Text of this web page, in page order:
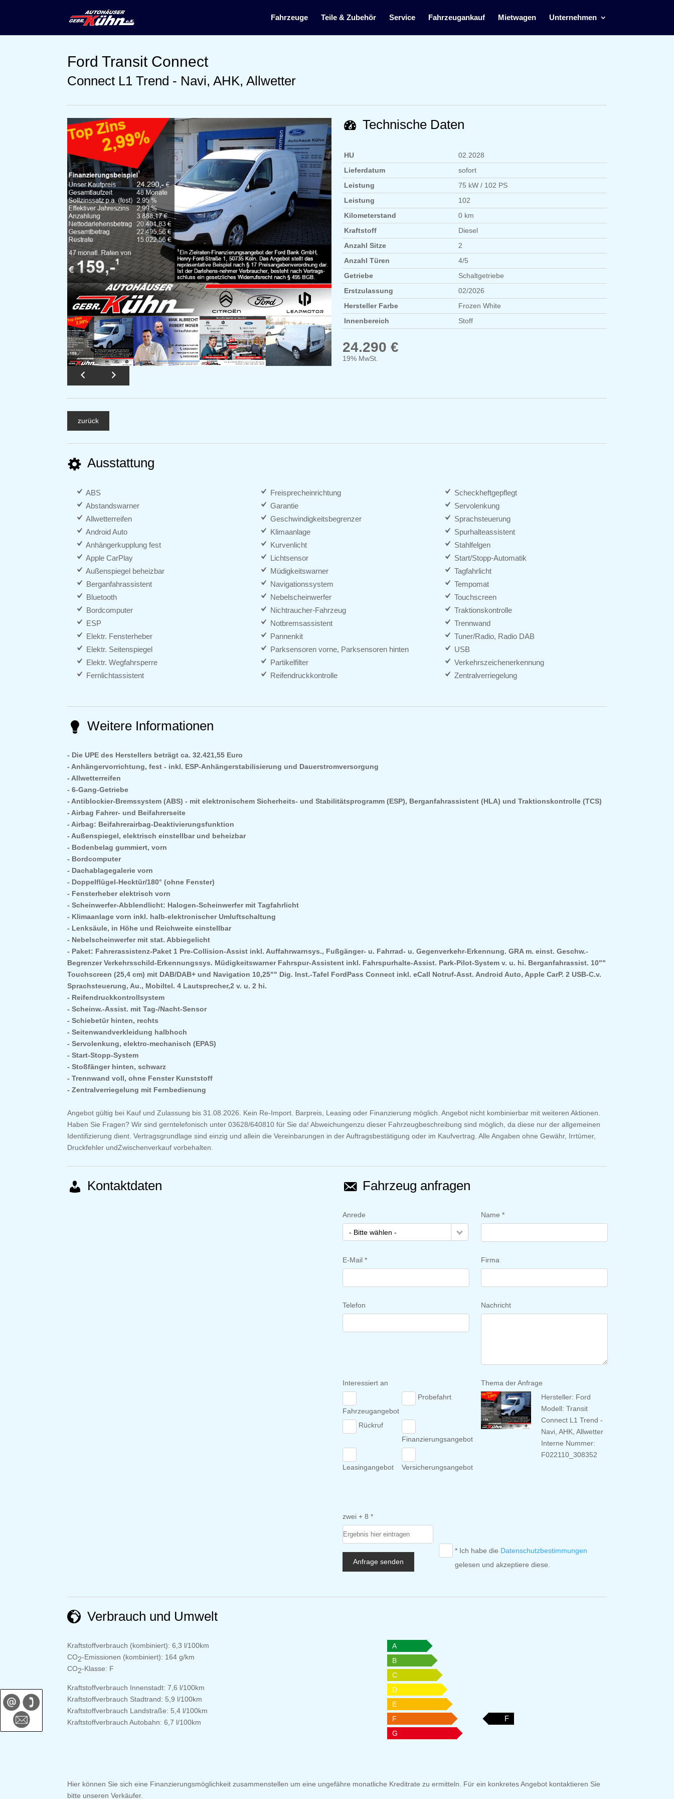
Fahrzeuge Teile & Zubehör Service Fahrzeugankauf Mietwagen Unternehmen
Ford Transit Connect
Connect L1 Trend - Navi, AHK, Allwetter
Technische Daten
HU
02.2028
Lieferdatum
sofort
Leistung
75 kW / 102 PS
Leistung
102
Kilometerstand
0 km
Kraftstoff
Diesel
Anzahl Sitze
2
Anzahl Türen
4/5
Getriebe
Schaltgetriebe
Erstzulassung
02/2026
Hersteller Farbe
Frozen White
Innenbereich
Stoff
24.290 €
19% MwSt.
zurück
Ausstattung
ABS
Abstandswarner
Allwetterreifen
Android Auto
Anhängerkupplung fest
Apple CarPlay
Außenspiegel beheizbar
Berganfahrassistent
Bluetooth
Bordcomputer
ESP
Elektr. Fensterheber
Elektr. Seitenspiegel
Elektr. Wegfahrsperre
Fernlichtassistent
Freisprecheinrichtung
Garantie
Geschwindigkeitsbegrenzer
Klimaanlage
Kurvenlicht
Lichtsensor
Müdigkeitswarner
Navigationssystem
Nebelscheinwerfer
Nichtraucher-Fahrzeug
Notbremsassistent
Pannenkit
Parksensoren vorne, Parksensoren hinten
Partikelfilter
Reifendruckkontrolle
Scheckheftgepflegt
Servolenkung
Sprachsteuerung
Spurhalteassistent
Stahlfelgen
Start/Stopp-Automatik
Tagfahrlicht
Tempomat
Touchscreen
Traktionskontrolle
Trennwand
Tuner/Radio, Radio DAB
USB
Verkehrszeichenerkennung
Zentralverriegelung
Weitere Informationen
Die UPE des Herstellers beträgt ca. 32.421,55 Euro
Anhängervorrichtung, fest - inkl. ESP-Anhängerstabilisierung und Dauerstromversorgung
Allwetterreifen
6-Gang-Getriebe
Antiblockier-Bremssystem (ABS) - mit elektronischem Sicherheits- und Stabilitätsprogramm (ESP), Berganfahrassistent (HLA) und Traktionskontrolle (TCS)
Airbag Fahrer- und Beifahrerseite
Airbag: Beifahrerairbag-Deaktivierungsfunktion
Außenspiegel, elektrisch einstellbar und beheizbar
Bodenbelag gummiert, vorn
Bordcomputer
Dachablagegalerie vorn
Doppelflügel-Hecktür/180° (ohne Fenster)
Fensterheber elektrisch vorn
Scheinwerfer-Abblendlicht: Halogen-Scheinwerfer mit Tagfahrlicht
Klimaanlage vorn inkl. halb-elektronischer Umluftschaltung
Lenksäule, in Höhe und Reichweite einstellbar
Nebelscheinwerfer mit stat. Abbiegelicht
Paket: Fahrerassistenz-Paket 1 Pre-Collision-Assist inkl. Auffahrwarnsys., Fußgänger- u. Fahrrad- u. Gegenverkehr-Erkennung. GRA m. einst. Geschw.-
Begrenzer Verkehrsschild-Erkennungssys. Müdigkeitswarner Fahrspur-Assistent inkl. Fahrspurhalte-Assist. Park-Pilot-System v. u. hi. Berganfahrassist. 10""
Touchscreen (25,4 cm) mit DAB/DAB+ und Navigation 10,25"" Dig. Inst.-Tafel FordPass Connect inkl. eCall Notruf-Asst. Android Auto, Apple CarP. 2 USB-C.v.
Sprachsteuerung, Au., Mobiltel. 4 Lautsprecher,2 v. u. 2 hi.
Reifendruckkontrollsystem
Scheinw.-Assist. mit Tag-/Nacht-Sensor
Schiebetür hinten, rechts
Seitenwandverkleidung halbhoch
Servolenkung, elektro-mechanisch (EPAS)
Start-Stopp-System
Stoßfänger hinten, schwarz
Trennwand voll, ohne Fenster Kunststoff
Zentralverriegelung mit Fernbedienung
Angebot gültig bei Kauf und Zulassung bis 31.08.2026. Kein Re-Import. Barpreis, Leasing oder Finanzierung möglich. Angebot nicht kombinierbar mit weiteren Aktionen.
Haben Sie Fragen? Wir sind gerntelefonisch unter 03628/640810 für Sie da! Abweichungenzu dieser Fahrzeugbeschreibung sind möglich, da diese nur der allgemeinen
Identifizierung dient. Vertragsgrundlage sind einzig und allein die Vereinbarungen in der Auftragsbestätigung oder im Kaufvertrag. Alle Angaben ohne Gewähr, Irrtümer,
Druckfehler undZwischenverkauf vorbehalten.
Kontaktdaten Fahrzeug anfragen
Anrede
- Bitte wählen -
Name *
E-Mail * Firma
Telefon Nachricht
Interessiert an
Fahrzeugangebot
Probefahrt
Rückruf
Finanzierungsangebot
Leasingangebot Versicherungsangebot
Thema der Anfrage
Hersteller: Ford
Modell: Transit
Connect L1 Trend -
Navi, AHK, Allwetter
Interne Nummer:
F022110_308352
zwei + 8 *
Anfrage senden
* Ich habe die Datenschutzbestimmungen
gelesen und akzeptiere diese.
Verbrauch und Umwelt
Kraftstoffverbrauch (kombiniert):6,3 l/100km
CO2-Emissionen (kombiniert): 164 g/km
CO2-Klasse: F
Kraftstoffverbrauch Innenstadt:7,6 l/100km
Kraftstoffverbrauch Stadtrand: 5,9 l/100km
Kraftstoffverbrauch Landstraße: 5,4 l/100km
Kraftstoffverbrauch Autobahn:6,7 l/100km
A
B
C
D
E
F
F
G
Hier können Sie sich eine Finanzierungsmöglichkeit zusammenstellen um eine ungefähre monatliche Kreditrate zu ermitteln. Für ein konkretes Angebot kontaktieren Sie
bitte unseren Verkäufer.